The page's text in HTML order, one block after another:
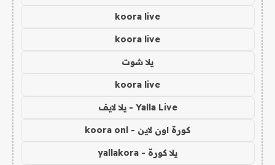
koora live
koora live
يلا شوت
koora live
Yalla Live - يلا لايف
كورة اون لاين - koora onl
يلا كورة - yallakora